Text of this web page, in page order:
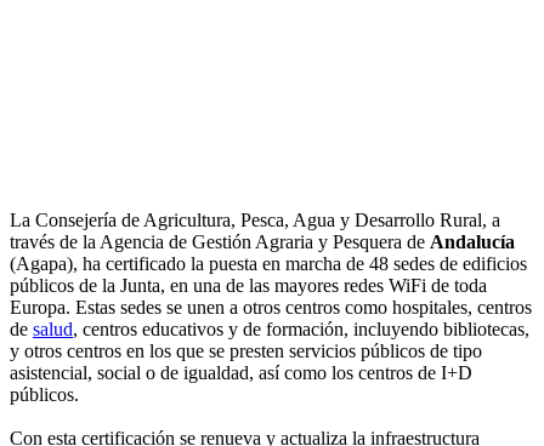
La Consejería de Agricultura, Pesca, Agua y Desarrollo Rural, a
través de la Agencia de Gestión Agraria y Pesquera de Andalucía
(Agapa), ha certificado la puesta en marcha de 48 sedes de edificios
públicos de la Junta, en una de las mayores redes WiFi de toda
Europa. Estas sedes se unen a otros centros como hospitales, centros
de salud, centros educativos y de formación, incluyendo bibliotecas,
y otros centros en los que se presten servicios públicos de tipo
asistencial, social o de igualdad, así como los centros de I+D
públicos.
Con esta certificación se renueva y actualiza la infraestructura